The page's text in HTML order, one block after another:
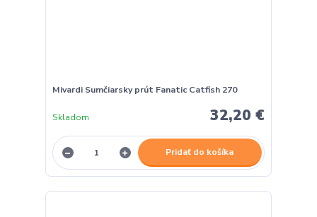
Mivardi Sumčiarsky prút Fanatic Catfish 270
32,20 €
Skladom
Pridať do košíka